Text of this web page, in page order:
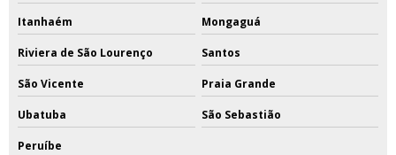
Itanhaém Mongaguá
Riviera de São Lourenço Santos
São Vicente Praia Grande
Ubatuba São Sebastião
Peruíbe